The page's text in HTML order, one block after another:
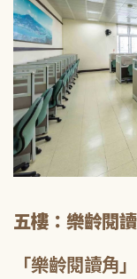
五樓：樂齡閱
「樂齡閱讀角